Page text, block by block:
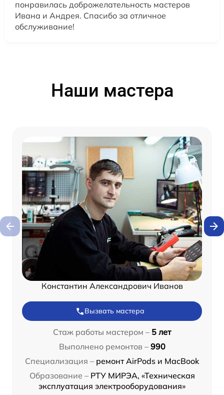
понравилась доброжелательность мастеров
Ивана и Андрея. Спасибо за отличное
обслуживание!
Наши мастера
Константин Александрович Иванов
Вызвать мастера
Стаж работы мастером – 5 лет
Выполнено ремонтов – 990
Специализация – ремонт AirPods и MacBook
Образование – РТУ МИРЭА, «Техническая
эксплуатация электрооборудования»